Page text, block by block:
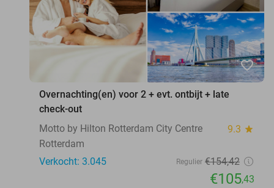
favorite_border
Overnachting(en) voor 2 + evt. ontbijt + late
check-out
Motto by Hilton Rotterdam City Centre
9.3 star
Rotterdam
Verkocht: 3.045
Regulier €154,42
€105,43